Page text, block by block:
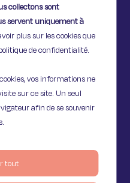
collectons sont
servent uniquement à
plus sur les cookies que
de confidentialité.
vos informations ne
sur ce site. Un seul
afin de se souvenir
tout